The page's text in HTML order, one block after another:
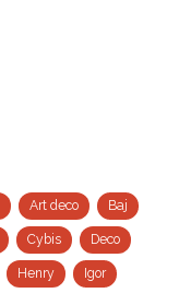
Art deco Baj
Cybis Deco
Henry Igor